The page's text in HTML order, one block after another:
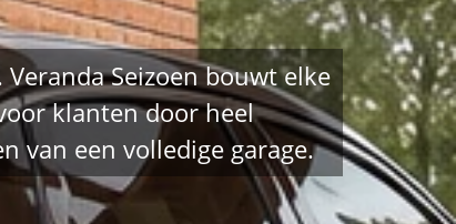
Seizoen bouwt elke
klanten door heel
van een volledige garage.